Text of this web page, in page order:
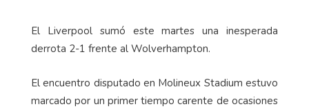
El Liverpool sumó este martes una inesperada
derrota 2-1 frente al Wolverhampton.
El encuentro disputado en Molineux Stadium estuvo
marcado por un primer tiempo carente de ocasiones